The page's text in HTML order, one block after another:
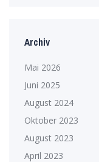
Archiv
Mai 2026
Juni 2025
August 2024
Oktober 2023
August 2023
April 2023